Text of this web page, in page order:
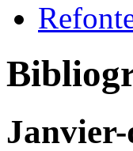
Janvier-